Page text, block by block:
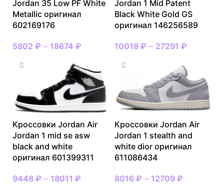
Jordan 35 Low PF White
Metallic оригинал
602169176
5802 ₽ – 18674 ₽
Jordan 1 Mid Patent
Black White Gold GS
оригинал 146256589
10018 ₽ – 27291 ₽
Кроссовки Jordan Air
Jordan 1 mid se asw
black and white
оригинал 601399311
9448 ₽ – 18011 ₽
Кроссовки Jordan Air
Jordan 1 stealth and
white dior оригинал
611086434
8016 ₽ – 12709 ₽